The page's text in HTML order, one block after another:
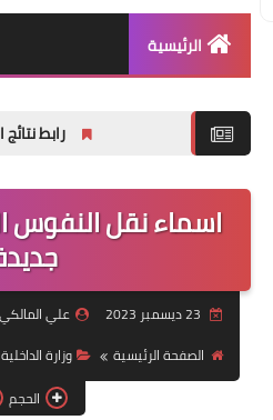
الرئيسية
رابط نتائج السادس الاعدادي 2026 الدور الاول في العراق | موقع نتائجنا
علي المالكي
الصفحة الرئيسية
وزارة الداخلية
الحجم